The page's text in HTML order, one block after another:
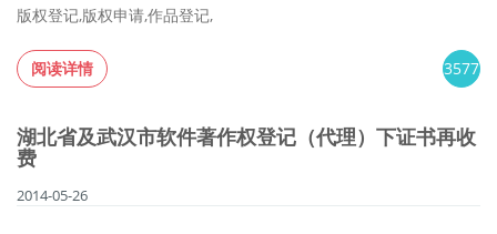
版权登记,版权申请,作品登记,
阅读详情 3577
湖北省及武汉市软件著作权登记（代理）下证书再收
费
2014-05-26